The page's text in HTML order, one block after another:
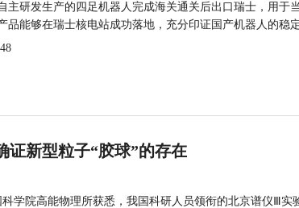
主研发生产的四足机器人完成海关通关后出口瑞士，用于
品能够在瑞士核电站成功落地，充分印证国产机器人的稳
证新型粒子“胶球”的存在
学院高能物理所获悉，我国科研人员领衔的北京谱仪Ⅲ